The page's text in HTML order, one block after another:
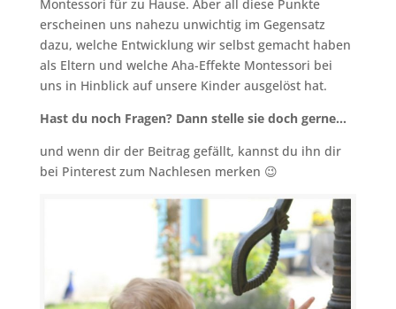
Montessori für zu Hause. Aber all diese Punkte
erscheinen uns nahezu unwichtig im Gegensatz
dazu, welche Entwicklung wir selbst gemacht haben
als Eltern und welche Aha-Effekte Montessori bei
uns in Hinblick auf unsere Kinder ausgelöst hat.
Hast du noch Fragen? Dann stelle sie doch gerne…
und wenn dir der Beitrag gefällt, kannst du ihn dir
bei Pinterest zum Nachlesen merken 😉